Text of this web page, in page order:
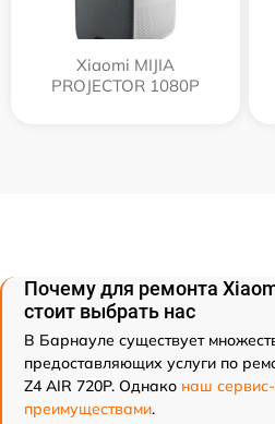
Xiaomi MIJIA
PROJECTOR 1080P
Почему для ремонта
стоит выбрать нас
В Барнауле существует
предоставляющих услуги по
Z4 AIR 720P. Однако наш
преимуществами.